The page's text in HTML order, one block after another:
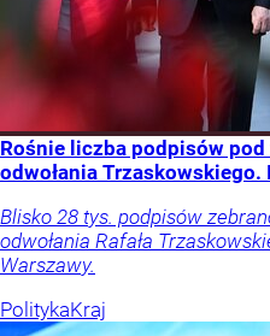
Rośnie liczba podpisów
odwołania Trzaskowskiego.
Blisko 28 tys. podpisów
odwołania Rafała
Warszawy.
PolitykaKraj